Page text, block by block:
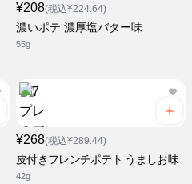
¥208(税込¥224.64)
濃いポテ 濃厚塩バター味
55g
¥268(税込¥289.44)
皮付きフレンチポテト うましお味
42g